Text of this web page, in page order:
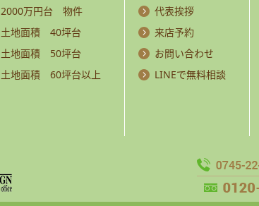
2000万円台 物件
土地面積 40坪台
土地面積 50坪台
土地面積 60坪台以上
代表挨拶
来店予約
お問い合わせ
LINEで無料相談